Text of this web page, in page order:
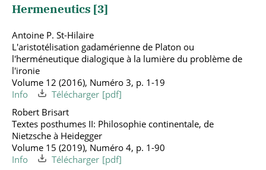
Hermeneutics [3]
Antoine P. St-Hilaire
L'aristotélisation gadamérienne de Platon ou
l'herméneutique dialogique à la lumière du problème de
l'ironie
Volume 12 (2016), Numéro 3, p. 1-19
Info
Télécharger
Robert Brisart
Textes posthumes II: Philosophie continentale, de
Nietzsche à Heidegger
Volume 15 (2019), Numéro 4, p. 1-90
Info
Télécharger